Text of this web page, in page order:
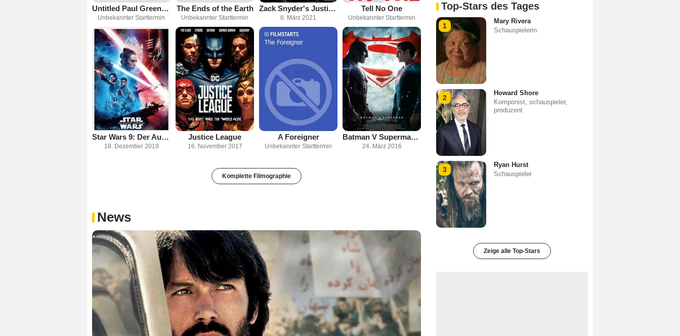
Untitled Paul Greengrass Crime Thriller with George Clooney
Unbekannter Starttermin
The Ends of the Earth
Unbekannter Starttermin
Zack Snyder's Justice League
8. März 2021
Tell No One
Unbekannter Starttermin
Star Wars 9: Der Aufstieg Skywalkers
18. Dezember 2019
Justice League
16. November 2017
A Foreigner
Unbekannter Starttermin
Batman V Superman: Dawn Of Justice
24. März 2016
Komplette Filmographie
News
Top-Stars des Tages
1
Mary Rivera
Schauspielerin
2
Howard Shore
Komponist, schauspieler,
produzent
3
Ryan Hurst
Schauspieler
Zeige alle Top-Stars